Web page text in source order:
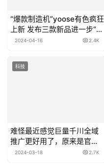
“爆款制造机”yoose有色疯狂
上新 发布三款新品进一步“自
卷”
2024-04-16 2.4K
科技
难怪最近感觉巨量千川全域
推广更好用了，原来是官方
升级了
2024-03-18 2.7K